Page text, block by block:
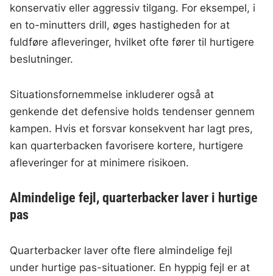
konservativ eller aggressiv tilgang. For eksempel, i
en to-minutters drill, øges hastigheden for at
fuldføre afleveringer, hvilket ofte fører til hurtigere
beslutninger.
Situationsfornemmelse inkluderer også at
genkende det defensive holds tendenser gennem
kampen. Hvis et forsvar konsekvent har lagt pres,
kan quarterbacken favorisere kortere, hurtigere
afleveringer for at minimere risikoen.
Almindelige fejl, quarterbacker laver i hurtige
pas
Quarterbacker laver ofte flere almindelige fejl
under hurtige pas-situationer. En hyppig fejl er at